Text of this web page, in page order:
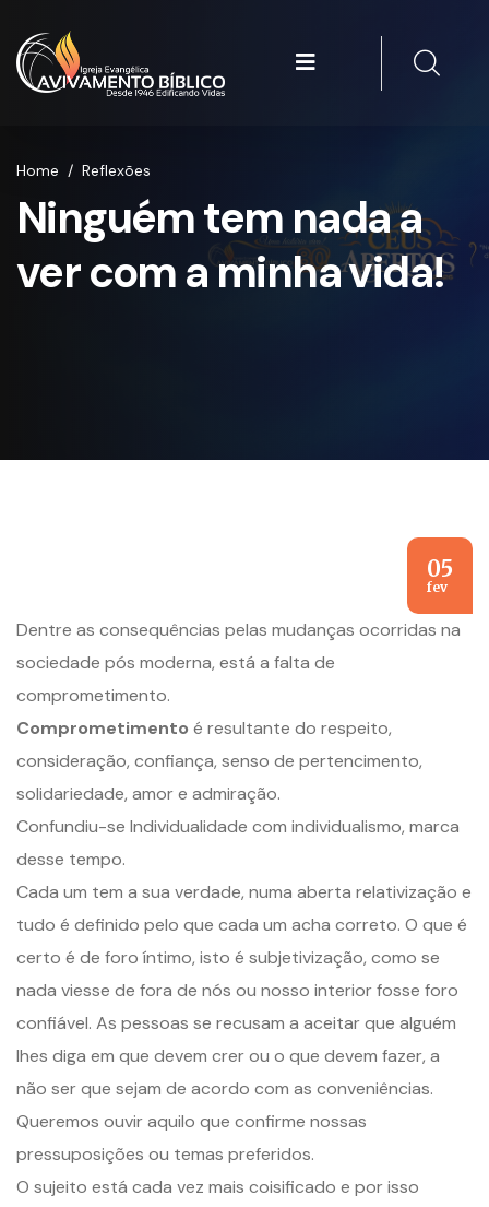
Home / Reflexões
Ninguém tem nada a
ver com a minha vida!
05
fev
Dentre as consequências pelas mudanças ocorridas na
sociedade pós moderna, está a falta de
comprometimento.
Comprometimento é resultante do respeito,
consideração, confiança, senso de pertencimento,
solidariedade, amor e admiração.
Confundiu-se Individualidade com individualismo, marca
desse tempo.
Cada um tem a sua verdade, numa aberta relativização e
tudo é definido pelo que cada um acha correto. O que é
certo é de foro íntimo, isto é subjetivização, como se
nada viesse de fora de nós ou nosso interior fosse foro
confiável. As pessoas se recusam a aceitar que alguém
lhes diga em que devem crer ou o que devem fazer, a
não ser que sejam de acordo com as conveniências.
Queremos ouvir aquilo que confirme nossas
pressuposições ou temas preferidos.
O sujeito está cada vez mais coisificado e por isso